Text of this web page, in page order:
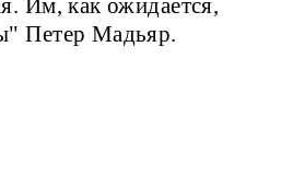
Им, как ожидается,
Петер Мадьяр.